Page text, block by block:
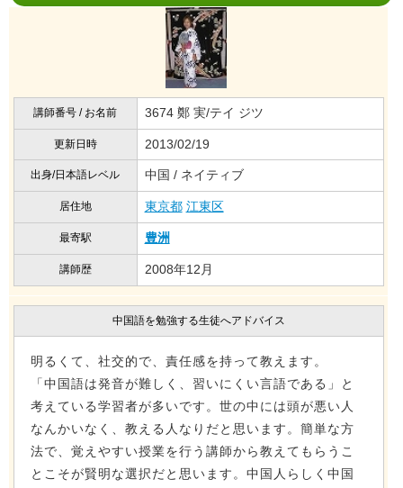
講師番号 / お名前 3674 鄭 実/テイ ジツ
更新日時 2013/02/19
出身/日本語レベル 中国 / ネイティブ
居住地 東京都 江東区
最寄駅 豊洲
講師歴 2008年12月
中国語を勉強する生徒へアドバイス
明るくて、社交的で、責任感を持って教えます。
「中国語は発音が難しく、習いにくい言語である」と
考えている学習者が多いです。世の中には頭が悪い人
なんかいなく、教える人なりだと思います。簡単な方
法で、覚えやすい授業を行う講師から教えてもらうこ
とこそが賢明な選択だと思います。中国人らしく中国